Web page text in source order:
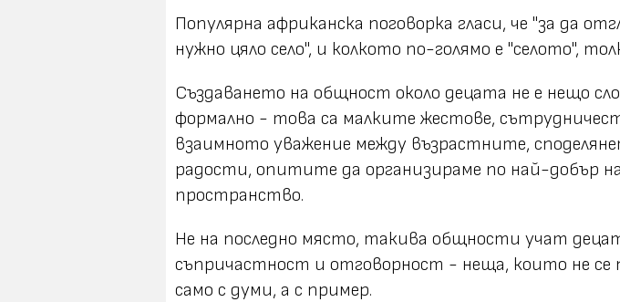
Популярна африканска поговорка гласи, че "за да
нужно цяло село", и колкото по-голямо е "селото",
Създаването на общност около децата не е нещо
формално - това са малките жестове,
взаимното уважение между възрастните,
радости, опитите да организираме по най-добър
пространство.
Не на последно място, такива общности учат
съпричастност и отговорност - неща, които не се
само с думи, а с пример.